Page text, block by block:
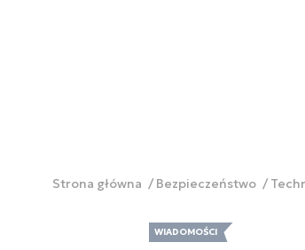
Strona główna Bezpieczeństwo
WIADOMOŚCI